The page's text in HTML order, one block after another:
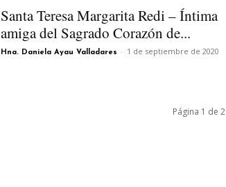
Santa Teresa Margarita Redi – Íntima
amiga del Sagrado Corazón de...
Hna. Daniela Ayau Valladares - 1 de septiembre de 2020
Página 1 de 2